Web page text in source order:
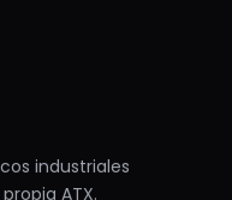
industriales
ATX.